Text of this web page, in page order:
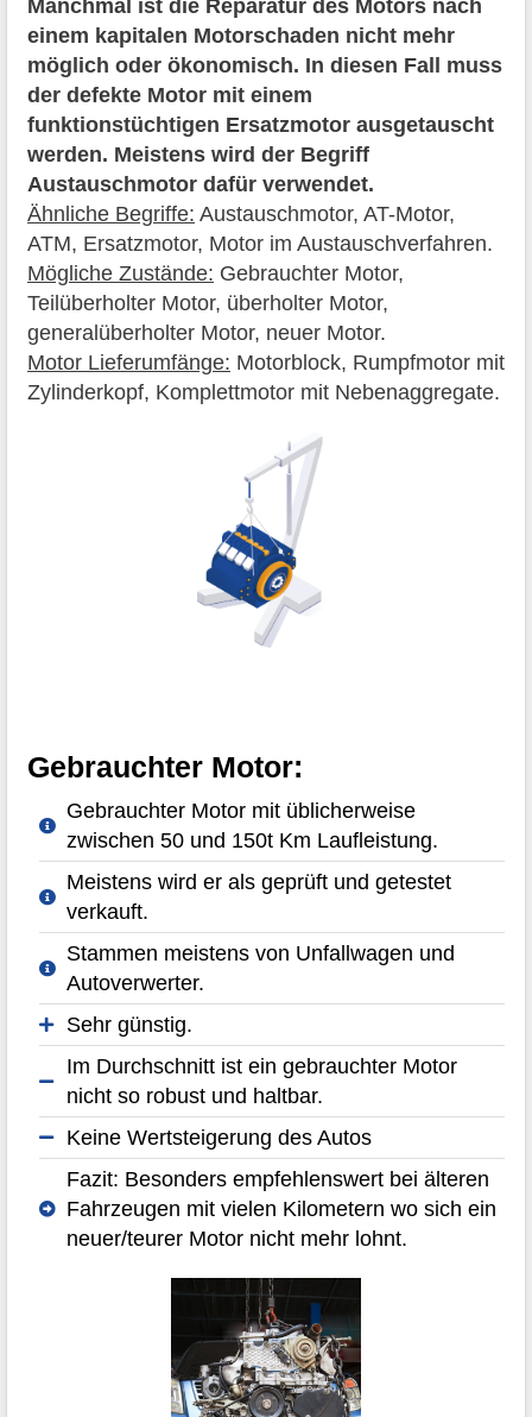
Manchmal ist die Reparatur des Motors nach
einem kapitalen Motorschaden nicht mehr
möglich oder ökonomisch. In diesen Fall muss
der defekte Motor mit einem
funktionstüchtigen Ersatzmotor ausgetauscht
werden. Meistens wird der Begriff
Austauschmotor dafür verwendet.
Ähnliche Begriffe: Austauschmotor, AT-Motor,
ATM, Ersatzmotor, Motor im Austauschverfahren.
Mögliche Zustände: Gebrauchter Motor,
Teilüberholter Motor, überholter Motor,
generalüberholter Motor, neuer Motor.
Motor Lieferumfänge: Motorblock, Rumpfmotor mit
Zylinderkopf, Komplettmotor mit Nebenaggregate.
Gebrauchter Motor:
Gebrauchter Motor mit üblicherweise
zwischen 50 und 150t Km Laufleistung.
Meistens wird er als geprüft und getestet
verkauft.
Stammen meistens von Unfallwagen und
Autoverwerter.
Sehr günstig.
Im Durchschnitt ist ein gebrauchter Motor
nicht so robust und haltbar.
Keine Wertsteigerung des Autos
Fazit: Besonders empfehlenswert bei älteren
Fahrzeugen mit vielen Kilometern wo sich ein
neuer/teurer Motor nicht mehr lohnt.